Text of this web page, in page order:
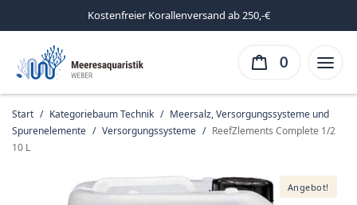
Kostenfreier Korallenversand ab 250,-€
0
Start / Kategoriebaum Technik / Meersalz, Versorgungssysteme und
Spurenelemente / Versorgungssysteme / ReefZlements Complete 1/2
10 L
Angebot!